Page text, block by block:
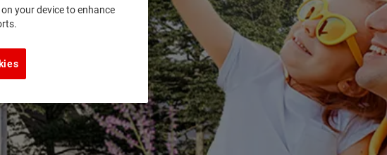
your device to enhance